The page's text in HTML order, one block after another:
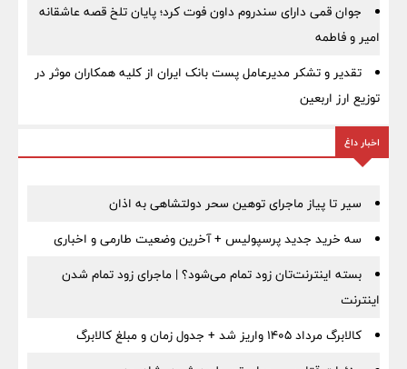
جوان قمی دارای سندروم داون فوت کرد؛ پایان تلخ قصه عاشقانه
امیر و فاطمه
تقدیر و تشکر مدیرعامل پست بانک ایران از کلیه همکاران موثر در
توزیع ارز اربعین
اخبار داغ
سیر تا پیاز ماجرای توهین سحر دولتشاهی به اذان
سه خرید جدید پرسپولیس + آخرین وضعیت طارمی و اخباری
بسته اینترنت‌تان زود تمام می‌شود؟ | ماجرای زود تمام شدن
اینترنت
کالابرگ مرداد ۱۴۰۵ واریز شد + جدول زمان و مبلغ کالابرگ